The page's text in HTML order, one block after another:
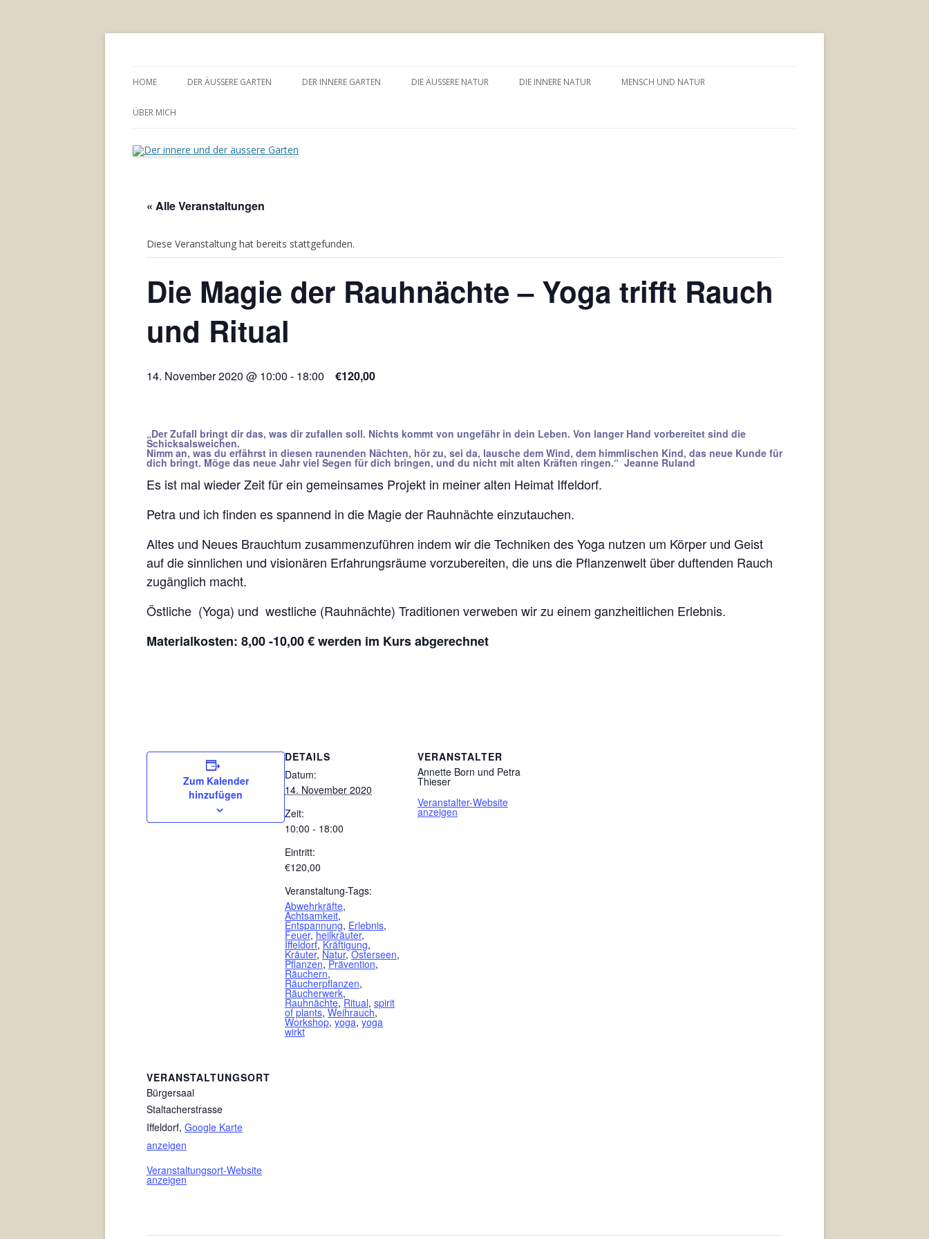
Inhalt
HOME DER ÄUSSERE GARTEN DER INNERE GARTEN DIE ÄUSSERE NATUR DIE INNERE NATUR MENSCH UND NATUR
ÜBER MICH
« Alle Veranstaltungen
Diese Veranstaltung hat bereits stattgefunden.
Die Magie der Rauhnächte – Yoga trifft Rauch
und Ritual
14. November 2020 @ 10:00 - 18:00 €120,00
„Der Zufall bringt dir das, was dir zufallen soll. Nichts kommt von ungefähr in dein Leben. Von langer Hand vorbereitet sind die
Schicksalsweichen.
Nimm an, was du erfährst in diesen raunenden Nächten, hör zu, sei da, lausche dem Wind, dem himmlischen Kind, das neue Kunde für
dich bringt. Möge das neue Jahr viel Segen für dich bringen, und du nicht mit alten Kräften ringen.“ Jeanne Ruland
Es ist mal wieder Zeit für ein gemeinsames Projekt in meiner alten Heimat Iffeldorf.
Petra und ich finden es spannend in die Magie der Rauhnächte einzutauchen.
Altes und Neues Brauchtum zusammenzuführen indem wir die Techniken des Yoga nutzen um Körper und Geist
auf die sinnlichen und visionären Erfahrungsräume vorzubereiten, die uns die Pflanzenwelt über duftenden Rauch
zugänglich macht.
Östliche (Yoga) und westliche (Rauhnächte) Traditionen verweben wir zu einem ganzheitlichen Erlebnis.
Materialkosten: 8,00 -10,00 € werden im Kurs abgerechnet
Zum Kalender
hinzufügen
DETAILS
Datum:
14. November 2020
Zeit:
10:00 - 18:00
Eintritt:
€120,00
Veranstaltung-Tags:
Abwehrkräfte,
Achtsamkeit,
Entspannung, Erlebnis,
Feuer,heilkräuter,
Iffeldorf,Kräftigung,
Kräuter, Natur,Osterseen,
Pflanzen,Prävention,
Räuchern,
Räucherpflanzen,
Räucherwerk,
Rauhnächte,Ritual, spirit
of plants,Weihrauch,
Workshop,yoga,yoga
wirkt
VERANSTALTER
Annette Born und Petra
Thieser
Veranstalter-Website
anzeigen
VERANSTALTUNGSORT
Bürgersaal
Staltacherstrasse
Iffeldorf, Google Karte
anzeigen
Veranstaltungsort-Website
anzeigen